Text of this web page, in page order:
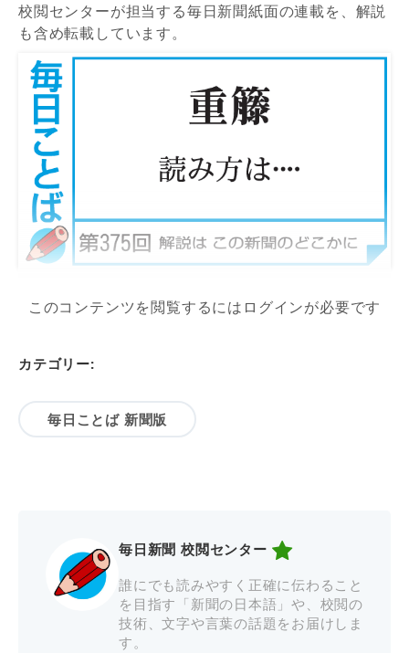
校閲センターが担当する毎日新聞紙面の連載を、解説
も含め転載しています。
このコンテンツを閲覧するにはログインが必要です
カテゴリー:
毎日ことば 新聞版
毎日新聞 校閲センター
誰にでも読みやすく正確に伝わること
を目指す「新聞の日本語」や、校閲の
技術、文字や言葉の話題をお届けしま
す。